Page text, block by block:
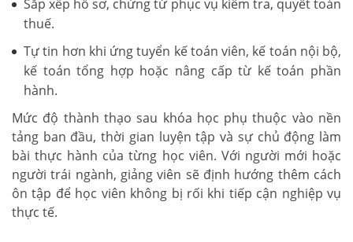
Sắp xếp hồ sơ, chứng từ phục vụ kiểm tra, quyết toán
thuế.
Tự tin hơn khi ứng tuyển kế toán viên, kế toán nội bộ,
kế toán tổng hợp hoặc nâng cấp từ kế toán phần
hành.
Mức độ thành thạo sau khóa học phụ thuộc vào nền
tảng ban đầu, thời gian luyện tập và sự chủ động làm
bài thực hành của từng học viên. Với người mới hoặc
người trái ngành, giảng viên sẽ định hướng thêm cách
ôn tập để học viên không bị rối khi tiếp cận nghiệp vụ
thực tế.